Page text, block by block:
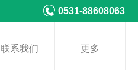
0531-88608063
联系我们 更多